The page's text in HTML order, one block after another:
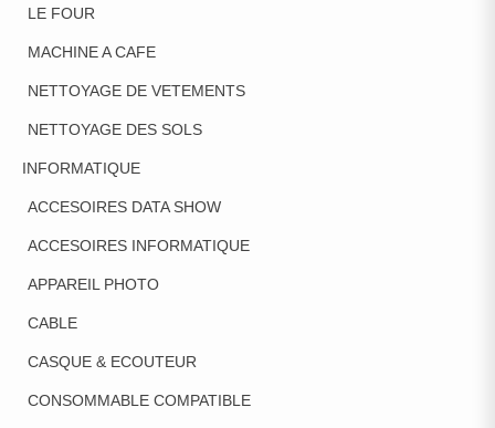
LE FOUR
MACHINE A CAFE
NETTOYAGE DE VETEMENTS
NETTOYAGE DES SOLS
INFORMATIQUE
ACCESOIRES DATA SHOW
ACCESOIRES INFORMATIQUE
APPAREIL PHOTO
CABLE
CASQUE & ECOUTEUR
CONSOMMABLE COMPATIBLE